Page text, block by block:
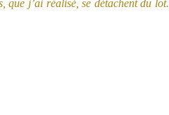
que j’ai réalisé, se détachent du lot.